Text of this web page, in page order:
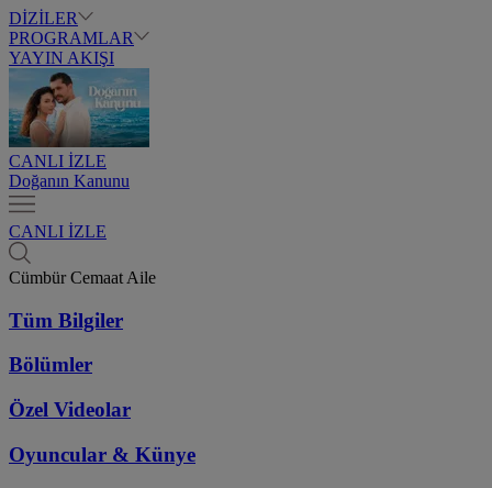
DİZİLER
PROGRAMLAR
YAYIN AKIŞI
CANLI İZLE
Doğanın Kanunu
CANLI İZLE
Cümbür Cemaat Aile
Tüm Bilgiler
Bölümler
Özel Videolar
Oyuncular & Künye